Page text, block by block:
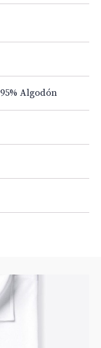
95% Algodón